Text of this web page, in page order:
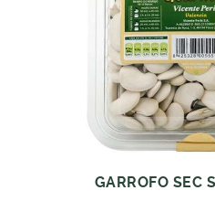
GARROFO SEC